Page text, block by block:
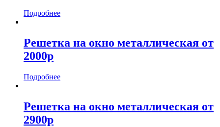
Подробнее
Решетка на окно металлическая от
2000р
Подробнее
Решетка на окно металлическая от
2900р